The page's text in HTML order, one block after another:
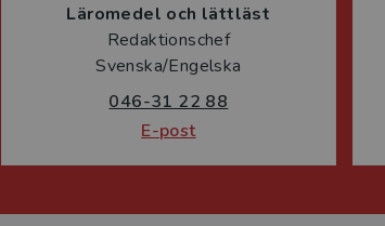
Läromedel och lättläst
Redaktionschef
Svenska/Engelska
046-31 22 88
E-post